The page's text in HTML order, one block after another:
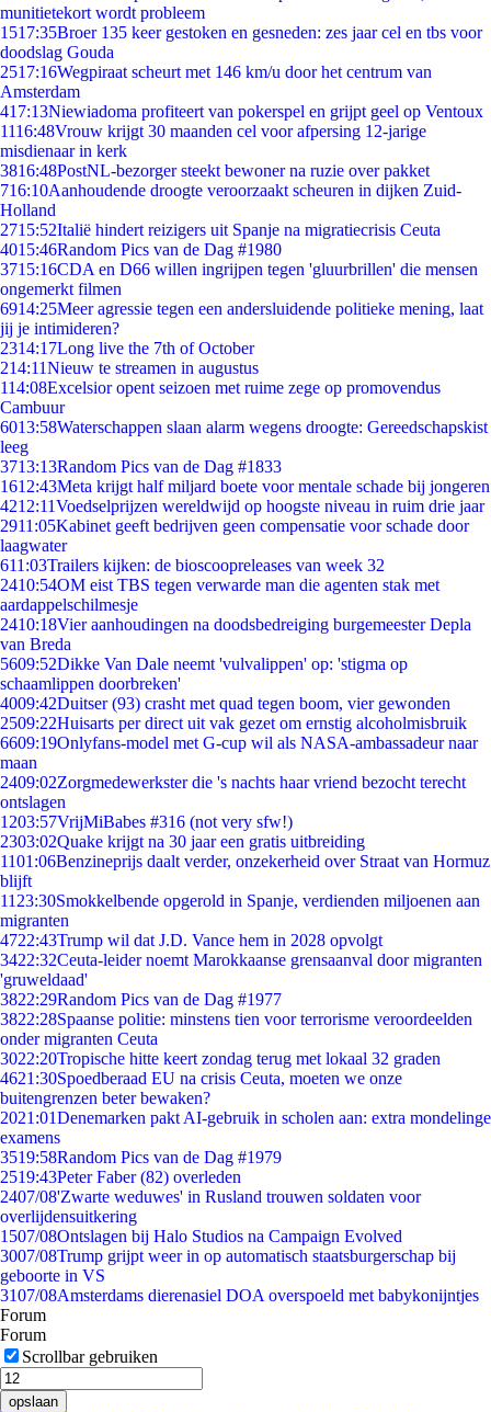
munitietekort wordt probleem
1517:35Broer 135 keer gestoken en gesneden: zes jaar cel en tbs voor
doodslag Gouda
2517:16Wegpiraat scheurt met 146 km/u door het centrum van
Amsterdam
417:13Niewiadoma profiteert van pokerspel en grijpt geel op Ventoux
1116:48Vrouw krijgt 30 maanden cel voor afpersing 12-jarige
misdienaar in kerk
3816:48PostNL-bezorger steekt bewoner na ruzie over pakket
716:10Aanhoudende droogte veroorzaakt scheuren in dijken Zuid-
Holland
2715:52Italië hindert reizigers uit Spanje na migratiecrisis Ceuta
4015:46Random Pics van de Dag #1980
3715:16CDA en D66 willen ingrijpen tegen 'gluurbrillen' die mensen
ongemerkt filmen
6914:25Meer agressie tegen een andersluidende politieke mening, laat
jij je intimideren?
2314:17Long live the 7th of October
214:11Nieuw te streamen in augustus
114:08Excelsior opent seizoen met ruime zege op promovendus
Cambuur
6013:58Waterschappen slaan alarm wegens droogte: Gereedschapskist
leeg
3713:13Random Pics van de Dag #1833
1612:43Meta krijgt half miljard boete voor mentale schade bij jongeren
4212:11Voedselprijzen wereldwijd op hoogste niveau in ruim drie jaar
2911:05Kabinet geeft bedrijven geen compensatie voor schade door
laagwater
611:03Trailers kijken: de bioscoopreleases van week 32
2410:54OM eist TBS tegen verwarde man die agenten stak met
aardappelschilmesje
2410:18Vier aanhoudingen na doodsbedreiging burgemeester Depla
van Breda
5609:52Dikke Van Dale neemt 'vulvalippen' op: 'stigma op
schaamlippen doorbreken'
4009:42Duitser (93) crasht met quad tegen boom, vier gewonden
2509:22Huisarts per direct uit vak gezet om ernstig alcoholmisbruik
6609:19Onlyfans-model met G-cup wil als NASA-ambassadeur naar
maan
2409:02Zorgmedewerkster die 's nachts haar vriend bezocht terecht
ontslagen
1203:57VrijMiBabes #316 (not very sfw!)
2303:02Quake krijgt na 30 jaar een gratis uitbreiding
1101:06Benzineprijs daalt verder, onzekerheid over Straat van Hormuz
blijft
11 23:30Smokkelbende opgerold in Spanje, verdienden miljoenen aan
migranten
4722:43Trump wil dat J.D. Vance hem in 2028 opvolgt
3422:32Ceuta-leider noemt Marokkaanse grensaanval door migranten
'gruweldaad'
3822:29Random Pics van de Dag #1977
3822:28Spaanse politie: minstens tien voor terrorisme veroordeelden
onder migranten Ceuta
3022:20Tropische hitte keert zondag terug met lokaal 32 graden
4621:30Spoedberaad EU na crisis Ceuta, moeten we onze
buitengrenzen beter bewaken?
2021:01Denemarken pakt AI-gebruik in scholen aan: extra mondelinge
examens
3519:58Random Pics van de Dag #1979
2519:43Peter Faber (82) overleden
2407/08'Zwarte weduwes' in Rusland trouwen soldaten voor
overlijdensuitkering
1507/08Ontslagen bij Halo Studios na Campaign Evolved
3007/08Trump grijpt weer in op automatisch staatsburgerschap bij
geboorte in VS
3107/08Amsterdams dierenasiel DOA overspoeld met babykonijntjes
Forum
Forum
Scrollbar gebruiken
opslaan